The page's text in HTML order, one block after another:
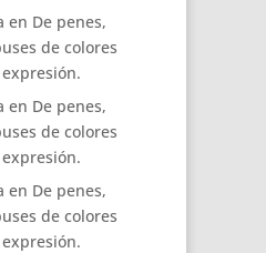
en De penes,
de colores
en De penes,
de colores
en De penes,
de colores